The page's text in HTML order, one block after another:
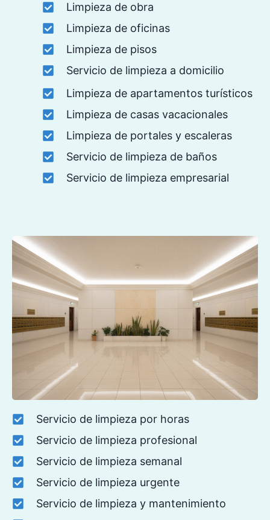
Limpieza de obra
Limpieza de oficinas
Limpieza de pisos
Servicio de limpieza a domicilio
Limpieza de apartamentos turísticos
Limpieza de casas vacacionales
Limpieza de portales y escaleras
Servicio de limpieza de baños
Servicio de limpieza empresarial
Servicio de limpieza por horas
Servicio de limpieza profesional
Servicio de limpieza semanal
Servicio de limpieza urgente
Servicio de limpieza y mantenimiento